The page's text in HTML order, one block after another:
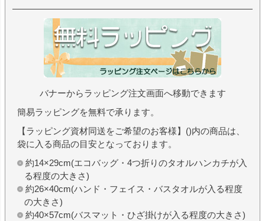
バナーからラッピング注文画面へ移動できます
簡易ラッピングを無料で承ります。
【ラッピング資材同送をご希望のお客様】()内の商品は、
袋に入る商品の目安となっております。
約14×29cm(エコバッグ・4つ折りのタオルハンカチが入
る程度の大きさ)
約26×40cm(ハンド・フェイス・バスタオルが入る程度
の大きさ)
約40×57cm(バスマット・ひざ掛けが入る程度の大きさ)